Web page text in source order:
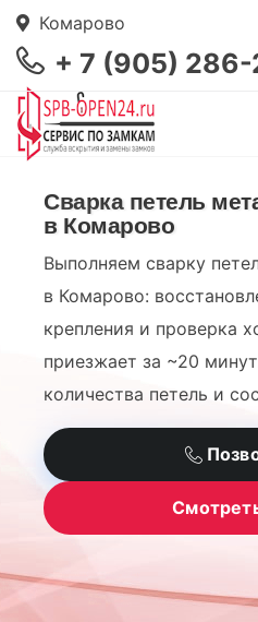
Комарово
+ 7 (905)
Сварка петель
в Комарово
Выполняем сварку
в Комарово:
крепления и проверка
приезжает за ~20
количества петель и